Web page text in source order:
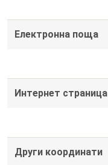
Електронна поща
Интернет страница
Други координати